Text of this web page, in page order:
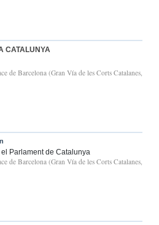
CATALUNYA
de Barcelona (Gran Vía de les Corts Catalanes,
Parlament de Catalunya
de Barcelona (Gran Vía de les Corts Catalanes,